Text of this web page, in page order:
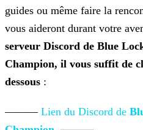
guides ou même faire la
vous aideront durant votre
serveur Discord de Blue
Champion, il vous suffit de
dessous :
——— Lien du Discord de